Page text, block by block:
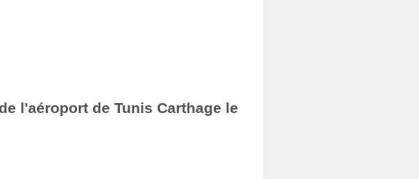
l'aéroport de Tunis Carthage le